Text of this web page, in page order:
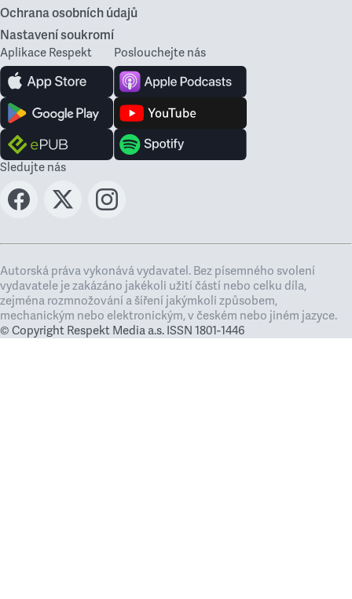
Ochrana osobních údajů
Nastavení soukromí
Aplikace Respekt Poslouchejte nás
Sledujte nás
Autorská práva vykonává vydavatel. Bez písemného svolení
vydavatele je zakázáno jakékoli užití částí nebo celku díla,
zejména rozmnožování a šíření jakýmkoli způsobem,
mechanickým nebo elektronickým, v českém nebo jiném jazyce.
© Copyright Respekt Media a.s. ISSN 1801-1446